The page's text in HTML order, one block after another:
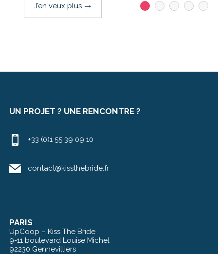
J’en veux plus trending_flat
UN PROJET ? UNE RENCONTRE ?
+33 (0)1 55 39 09 10
contact@kissthebride.fr
PARIS
UpCoop – Kiss The Bride
9-11 boulevard Louise Michel
92230 Gennevilliers